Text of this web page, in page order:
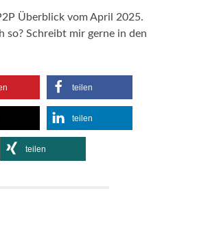
Überblick vom April 2025.
so? Schreibt mir gerne in den
teilen
teilen
teilen